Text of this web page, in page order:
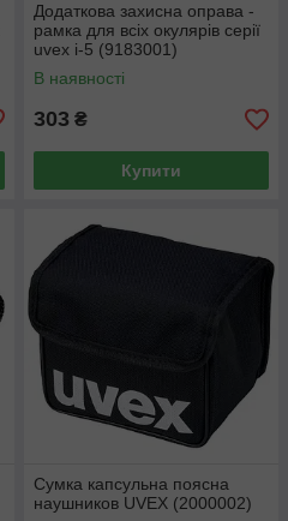
Додаткова захисна оправа -
рамка для всіх окулярів серії
uvex i-5 (9183001)
В наявності
303 ₴
Купити
Сумка капсульна поясна
наушников UVEX (2000002)